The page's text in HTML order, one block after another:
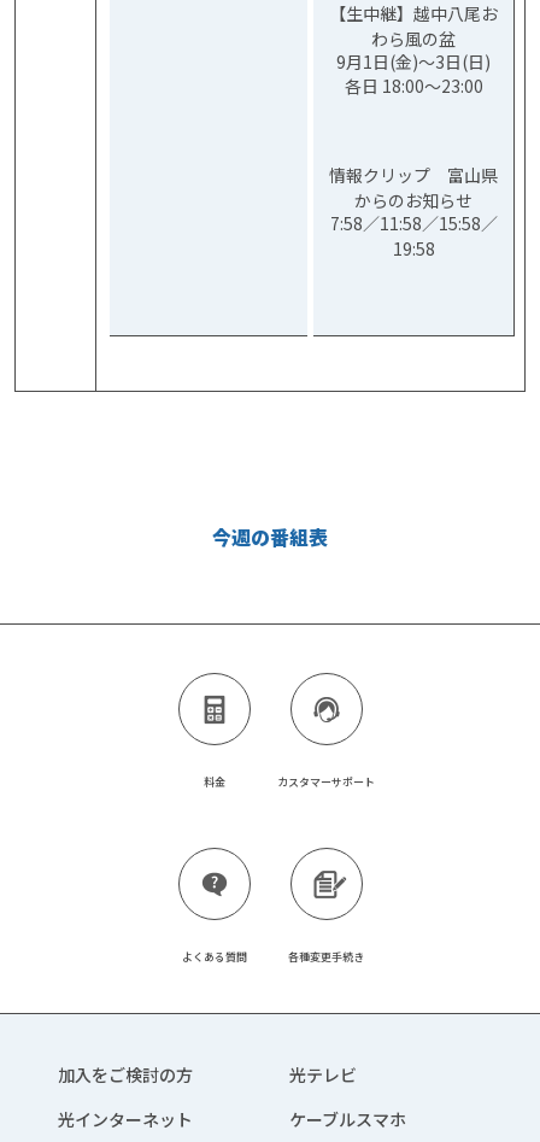
【生中継】越中八尾お
わら風の盆
9月1日(金)～3日(日)
各日 18:00～23:00
情報クリップ 富山県
からのお知らせ
7:58／11:58／15:58／
19:58
今週の番組表
料金 カスタマーサポート
よくある質問 各種変更手続き
加入をご検討の方
光テレビ
光インターネット
ケーブルスマホ